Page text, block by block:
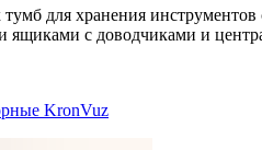
тумб для хранения
с доводчиками и
KronVuz